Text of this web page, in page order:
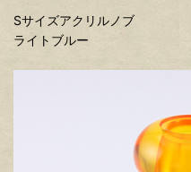
Sサイズアクリルノブ
ライトブルー